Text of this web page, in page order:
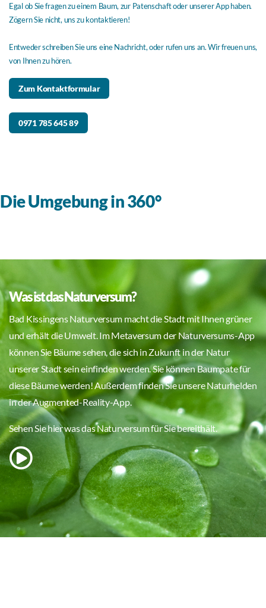
Egal ob Sie fragen zu einem Baum, zur Patenschaft oder unserer App haben.
Zögern Sie nicht, uns zu kontaktieren!
Entweder schreiben Sie uns eine Nachricht, oder rufen uns an. Wir freuen uns,
von Ihnen zu hören.
Zum Kontaktformular
0971 785 645 89
Die Umgebung in 360°
Was ist das Naturversum?
Bad Kissingens Naturversum macht die Stadt mit Ihnen grüner
und erhält die Umwelt. Im Metaversum der Naturversums-App
können Sie Bäume sehen, die sich in Zukunft in der Natur
unserer Stadt sein einfinden werden. Sie können Baumpate für
diese Bäume werden! Außerdem finden Sie unsere Naturhelden
in der Augmented-Reality-App.
Sehen Sie hier was das Naturversum für Sie bereithält.